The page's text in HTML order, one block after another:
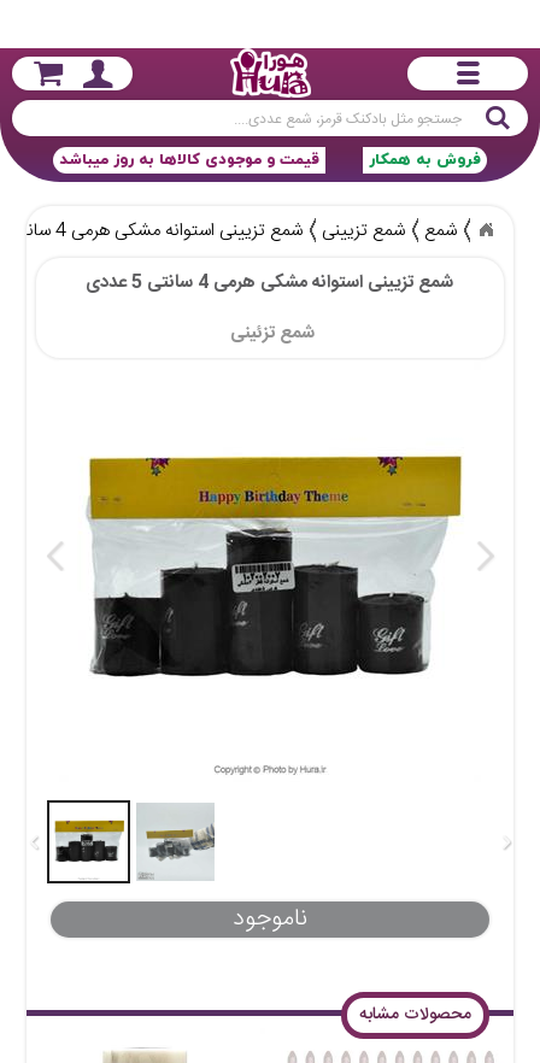
جستجو
قیمت و موجودی کالاها به روز میباشد فروش به همکار
شمع شمع تزیینی
شمع تزیینی استوانه مشکی هرمی 4 سانتی 5 عددی
شمع تزیینی استوانه مشکی هرمی 4 سانتی 5 عددی
شمع تزئینی
ناموجود
محصولات مشابه